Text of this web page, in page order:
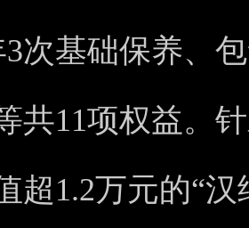
次基础保养、
共11项权益。
超1.2万元的“